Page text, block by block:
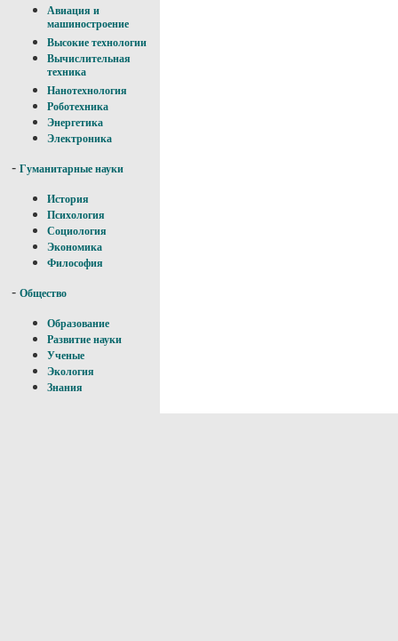
Авиация и
машиностроение
Высокие технологии
Вычислительная
техника
Нанотехнология
Роботехника
Энергетика
Электроника
- Гуманитарные науки
История
Психология
Социология
Экономика
Философия
- Общество
Образование
Развитие науки
Ученые
Экология
Знания